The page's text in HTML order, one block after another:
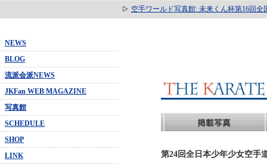
空手ワールド写真館: 未来くん杯第16回
NEWS
BLOG
流派会派NEWS
JKFan WEB MAGAZINE
写真館
SCHEDULE
SHOP
LINK
第24回全日本少年少女空手